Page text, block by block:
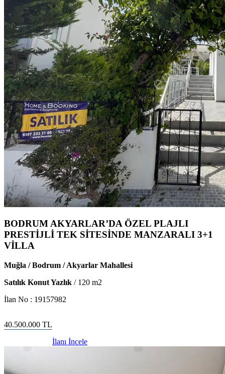
BODRUM AKYARLAR’DA ÖZEL PLAJLI
PRESTİJLİ TEK SİTESİNDE MANZARALI 3+1
VİLLA
Muğla / Bodrum / Akyarlar Mahallesi
Satılık Konut Yazlık / 120 m2
İlan No : 19157982
40.500.000 TL
İlanı İncele